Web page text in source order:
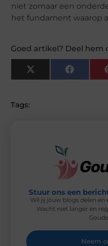
niet zomaar een
het fundament waarop
Goed artikel? Deel hem
X
(
F
A
Tags:
Stuur ons een
Wil jij jouw blogs delen en
Wacht niet langer en
Neem